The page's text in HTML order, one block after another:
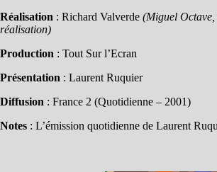
Réalisation : Richard Valverde (Miguel Octave,
réalisation)
Production : Tout Sur l’Ecran
Présentation : Laurent Ruquier
Diffusion : France 2 (Quotidienne – 2001)
Notes : L’émission quotidienne de Laurent